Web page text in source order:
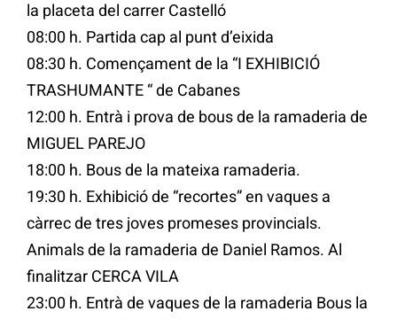
la placeta del carrer Castelló
08:00 h. Partida cap al punt d’eixida
08:30 h. Començament de la “I EXHIBICIÓ
TRASHUMANTE “ de Cabanes
12:00 h. Entrà i prova de bous de la ramaderia de
MIGUEL PAREJO
18:00 h. Bous de la mateixa ramaderia.
19:30 h. Exhibició de “recortes” en vaques a
càrrec de tres joves promeses provincials.
Animals de la ramaderia de Daniel Ramos. Al
finalitzar CERCA VILA
23:00 h. Entrà de vaques de la ramaderia Bous la